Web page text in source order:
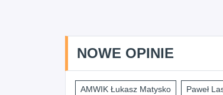
NOWE OPINIE
AMWIK Łukasz Matysko Paweł